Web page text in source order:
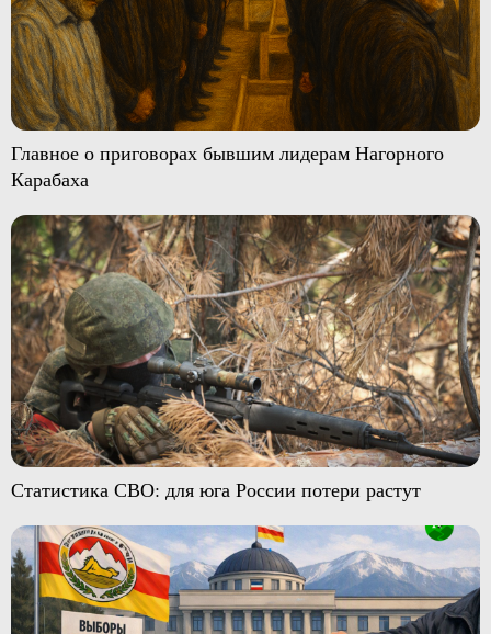
Главное о приговорах бывшим лидерам Нагорного
Карабаха
Статистика СВО: для юга России потери растут